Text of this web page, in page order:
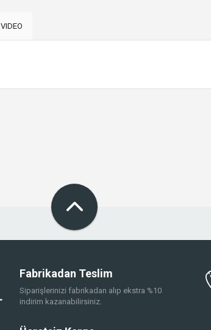
VIDEO
Fabrikadan Teslim
Siparişlerinizi fabrikadan alıp ekstra %10
indirim kazanabilirsiniz.